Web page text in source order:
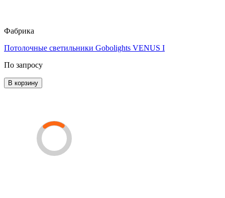
Фабрика
Потолочные светильники Gobolights VENUS I
По запросу
В корзину